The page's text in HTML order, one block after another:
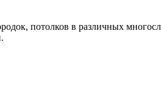
потолков в различных